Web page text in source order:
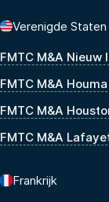
Verenigde Staten
FMTC M&A Nieuw
FMTC M&A Houma
FMTC M&A
FMTC M&A
Frankrijk